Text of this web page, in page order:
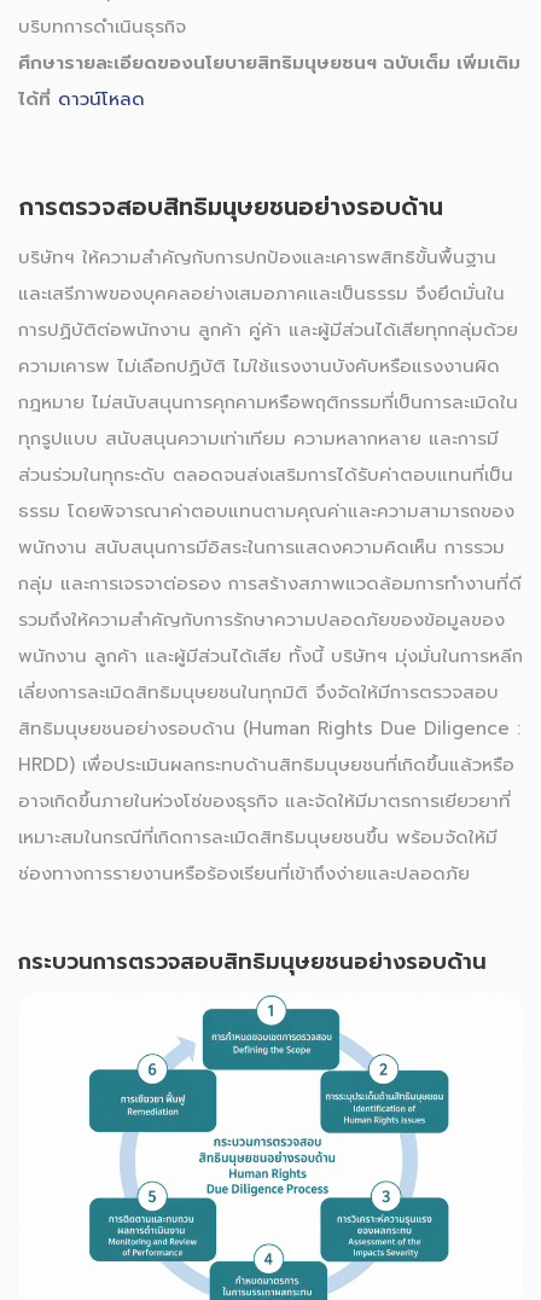
บริบทการดำเนินธุรกิจ
ศึกษารายละเอียดของนโยบายสิทธิมนุษยชนฯ ฉบับเต็ม เพิ่มเติม
ได้ที่ ดาวน์โหลด
การตรวจสอบสิทธิมนุษยชนอย่างรอบด้าน
บริษัทฯ ให้ความสำคัญกับการปกป้องและเคารพสิทธิขั้นพื้นฐาน
และเสรีภาพของบุคคลอย่างเสมอภาคและเป็นธรรม จึงยึดมั่นใน
การปฏิบัติต่อพนักงาน ลูกค้า คู่ค้า และผู้มีส่วนได้เสียทุกกลุ่มด้วย
ความเคารพ ไม่เลือกปฏิบัติ ไม่ใช้แรงงานบังคับหรือแรงงานผิด
กฎหมาย ไม่สนับสนุนการคุกคามหรือพฤติกรรมที่เป็นการละเมิดใน
ทุกรูปแบบ สนับสนุนความเท่าเทียม ความหลากหลาย และการมี
ส่วนร่วมในทุกระดับ ตลอดจนส่งเสริมการได้รับค่าตอบแทนที่เป็น
ธรรม โดยพิจารณาค่าตอบแทนตามคุณค่าและความสามารถของ
พนักงาน สนับสนุนการมีอิสระในการแสดงความคิดเห็น การรวม
กลุ่ม และการเจรจาต่อรอง การสร้างสภาพแวดล้อมการทำงานที่ดี
รวมถึงให้ความสำคัญกับการรักษาความปลอดภัยของข้อมูลของ
พนักงาน ลูกค้า และผู้มีส่วนได้เสีย ทั้งนี้ บริษัทฯ มุ่งมั่นในการหลีก
เลี่ยงการละเมิดสิทธิมนุษยชนในทุกมิติ จึงจัดให้มีการตรวจสอบ
สิทธิมนุษยชนอย่างรอบด้าน (Human Rights Due Diligence :
HRDD) เพื่อประเมินผลกระทบด้านสิทธิมนุษยชนที่เกิดขึ้นแล้วหรือ
อาจเกิดขึ้นภายในห่วงโซ่ของธุรกิจ และจัดให้มีมาตรการเยียวยาที่
เหมาะสมในกรณีที่เกิดการละเมิดสิทธิมนุษยชนขึ้น พร้อมจัดให้มี
ช่องทางการรายงานหรือร้องเรียนที่เข้าถึงง่ายและปลอดภัย
กระบวนการตรวจสอบสิทธิมนุษยชนอย่างรอบด้าน